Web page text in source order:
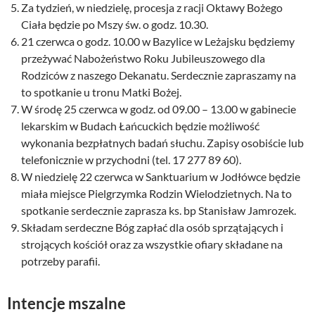
Za tydzień, w niedzielę, procesja z racji Oktawy Bożego
Ciała będzie po Mszy św. o godz. 10.30.
21 czerwca o godz. 10.00 w Bazylice w Leżajsku będziemy
przeżywać Nabożeństwo Roku Jubileuszowego dla
Rodziców z naszego Dekanatu. Serdecznie zapraszamy na
to spotkanie u tronu Matki Bożej.
W środę 25 czerwca w godz. od 09.00 – 13.00 w gabinecie
lekarskim w Budach Łańcuckich będzie możliwość
wykonania bezpłatnych badań słuchu. Zapisy osobiście lub
telefonicznie w przychodni (tel. 17 277 89 60).
W niedzielę 22 czerwca w Sanktuarium w Jodłówce będzie
miała miejsce Pielgrzymka Rodzin Wielodzietnych. Na to
spotkanie serdecznie zaprasza ks. bp Stanisław Jamrozek.
Składam serdeczne Bóg zapłać dla osób sprzątających i
strojących kościół oraz za wszystkie ofiary składane na
potrzeby parafii.
Intencje mszalne